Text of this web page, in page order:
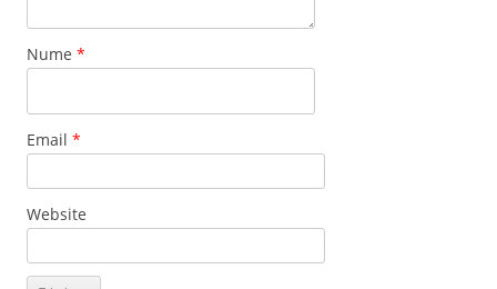
Nume *
Email *
Website